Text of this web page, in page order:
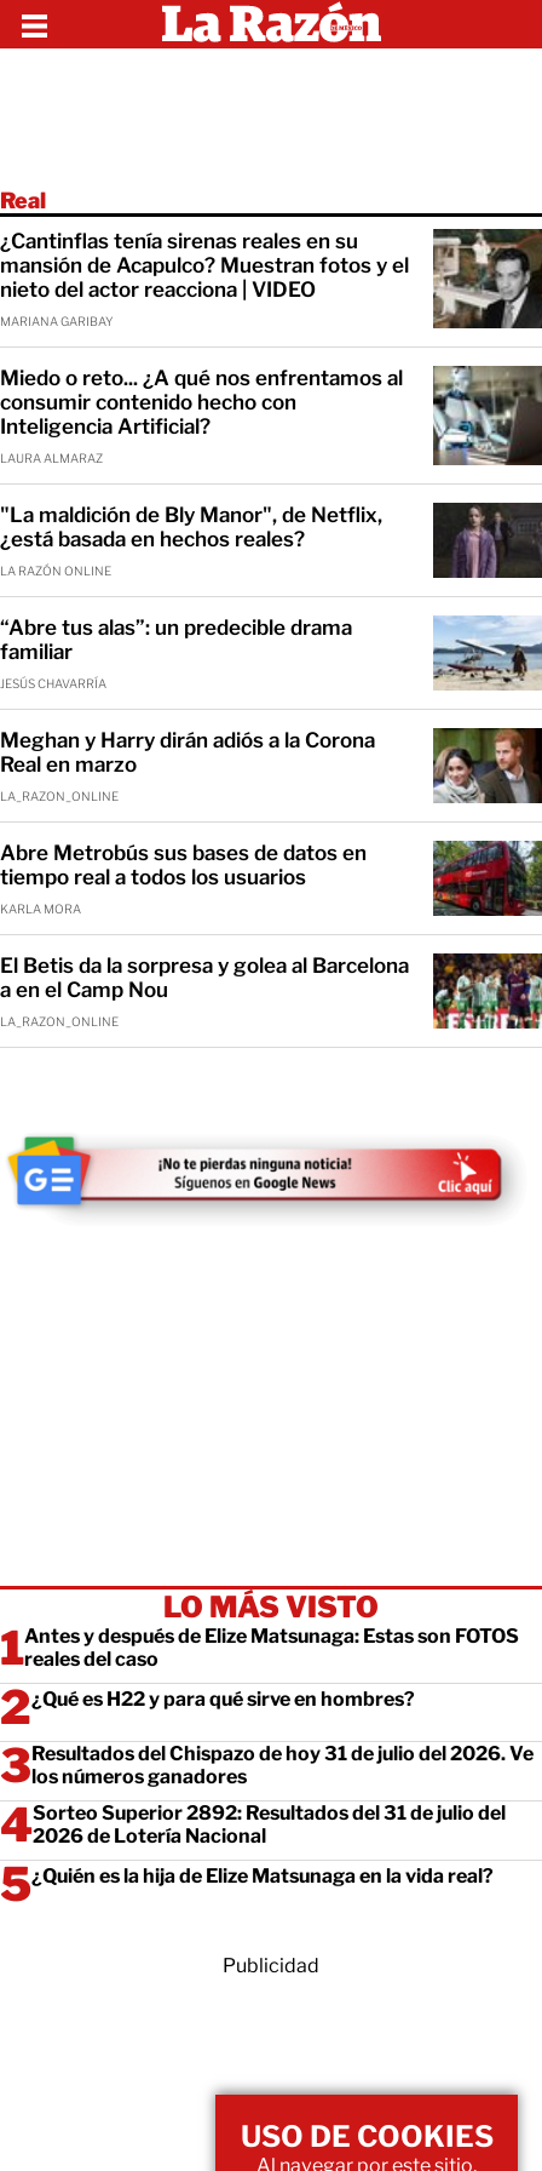
Real
¿Cantinflas tenía sirenas reales en su
mansión de Acapulco? Muestran fotos y el
nieto del actor reacciona | VIDEO
MARIANA GARIBAY
Miedo o reto... ¿A qué nos enfrentamos al
consumir contenido hecho con
Inteligencia Artificial?
LAURA ALMARAZ
"La maldición de Bly Manor", de Netflix,
¿está basada en hechos reales?
LA RAZÓN ONLINE
“Abre tus alas”: un predecible drama
familiar
JESÚS CHAVARRÍA
Meghan y Harry dirán adiós a la Corona
Real en marzo
LA_RAZON_ONLINE
Abre Metrobús sus bases de datos en
tiempo real a todos los usuarios
KARLA MORA
El Betis da la sorpresa y golea al Barcelona
a en el Camp Nou
LA_RAZON_ONLINE
LO MÁS VISTO
Antes y después de Elize Matsunaga: Estas son FOTOS
reales del caso
¿Qué es H22 y para qué sirve en hombres?
Resultados del Chispazo de hoy 31 de julio del 2026. Ve
los números ganadores
Sorteo Superior 2892: Resultados del 31 de julio del
2026 de Lotería Nacional
¿Quién es la hija de Elize Matsunaga en la vida real?
Publicidad
USO DE COOKIES
Al navegar por este sitio,